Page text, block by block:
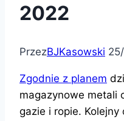
2022
PrzezBJKasowski
Zgodnie z planem
magazynowe metali
gazie i ropie.